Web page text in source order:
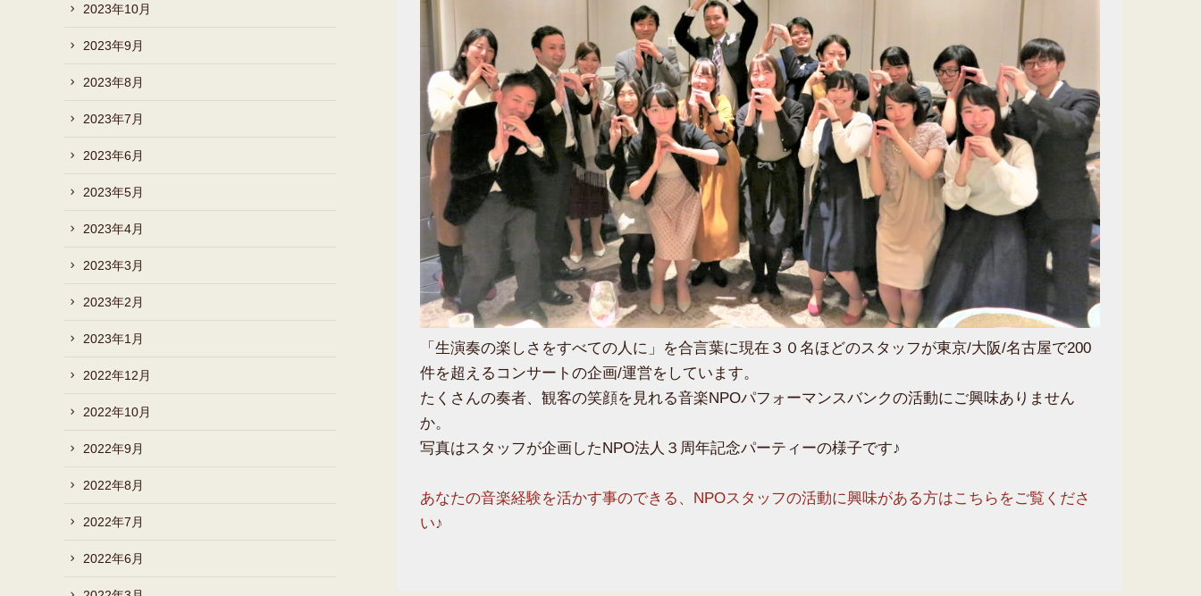
「生演奏の楽しさをすべての人に」を合言葉に現在３０名ほどのスタッフが東京/大阪/名古屋で200
件を超えるコンサートの企画/運営をしています。
たくさんの奏者、観客の笑顔を見れる音楽NPOパフォーマンスバンクの活動にご興味ありません
か。
写真はスタッフが企画したNPO法人３周年記念パーティーの様子です♪
あなたの音楽経験を活かす事のできる、NPOスタッフの活動に興味がある方はこちらをご覧くださ
い♪
2023年10月
2023年9月
2023年8月
2023年7月
2023年6月
2023年5月
2023年4月
2023年3月
2023年2月
2023年1月
2022年12月
2022年10月
2022年9月
2022年8月
2022年7月
2022年6月